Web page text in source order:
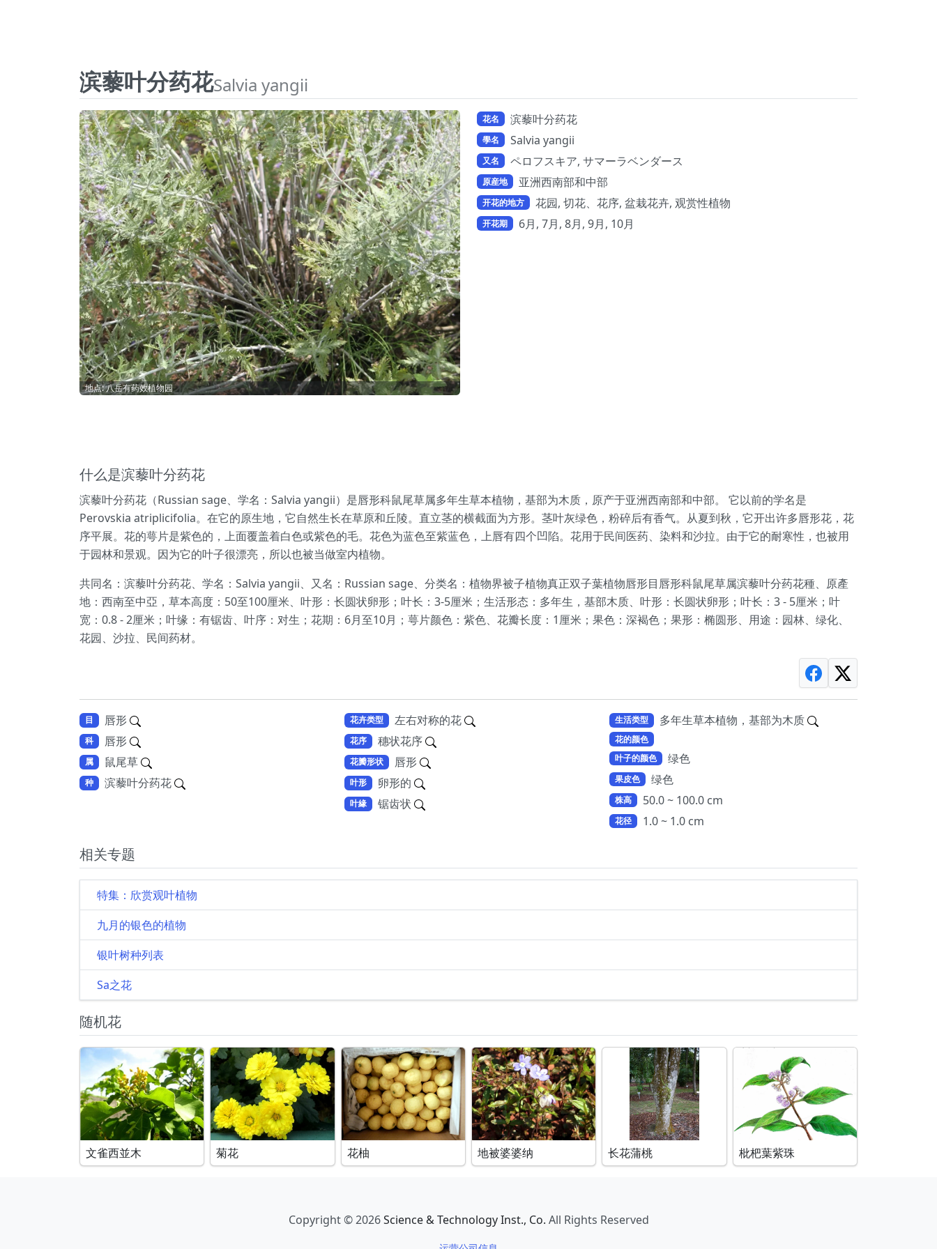
滨藜叶分药花Salvia yangii
地点: 八岳有药效植物园
花名 滨藜叶分药花
學名 Salvia yangii
又名 ペロフスキア, サマーラベンダース
原産地 亚洲西南部和中部
开花的地方 花园, 切花、花序, 盆栽花卉, 观赏性植物
开花期 6月, 7月, 8月, 9月, 10月
什么是滨藜叶分药花
滨藜叶分药花（Russian sage、学名：Salvia yangii）是唇形科鼠尾草属多年生草本植物，基部为木质，原产于亚洲西南部和中部。 它以前的学名是
Perovskia atriplicifolia。在它的原生地，它自然生长在草原和丘陵。直立茎的横截面为方形。茎叶灰绿色，粉碎后有香气。从夏到秋，它开出许多唇形花，花
序平展。花的萼片是紫色的，上面覆盖着白色或紫色的毛。花色为蓝色至紫蓝色，上唇有四个凹陷。花用于民间医药、染料和沙拉。由于它的耐寒性，也被用
于园林和景观。因为它的叶子很漂亮，所以也被当做室内植物。
共同名：滨藜叶分药花、学名：Salvia yangii、又名：Russian sage、分类名：植物界被子植物真正双子葉植物唇形目唇形科鼠尾草属滨藜叶分药花種、原產
地：西南至中亞，草本高度：50至100厘米、叶形：长圆状卵形；叶长：3-5厘米；生活形态：多年生，基部木质、叶形：长圆状卵形；叶长：3 - 5厘米；叶
宽：0.8 - 2厘米；叶缘：有锯齿、叶序：对生；花期：6月至10月；萼片颜色：紫色、花瓣长度：1厘米；果色：深褐色；果形：椭圆形、用途：园林、绿化、
花园、沙拉、民间药材。
目 唇形
科 唇形
属 鼠尾草
种 滨藜叶分药花
花卉类型 左右对称的花
花序 穗状花序
花瓣形状 唇形
叶形 卵形的
叶緣 锯齿状
生活类型 多年生草本植物，基部为木质
花的颜色
叶子的颜色
绿色
果皮色 绿色
株高 50.0 ~ 100.0 cm
花径 1.0 ~ 1.0 cm
相关专题
特集：欣赏观叶植物
九月的银色的植物
银叶树种列表
Sa之花
随机花
文雀西並木 菊花 花柚 地被婆婆纳 长花蒲桃 枇杷葉紫珠
Copyright © 2026Science & Technology Inst., Co. All Rights Reserved